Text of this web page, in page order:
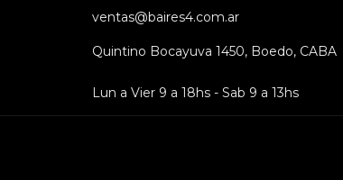
ventas@baires4.com.ar
Quintino Bocayuva 1450, Boedo, CABA
Lun a Vier 9 a 18hs - Sab 9 a 13hs